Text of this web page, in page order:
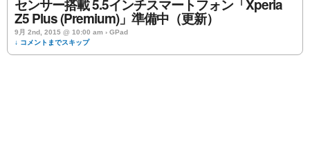
センサー搭載 5.5インチスマートフォン「Xperia
Z5 Plus (Premium)」準備中（更新）
9月 2nd, 2015 @ 10:00 am › GPad
↓ コメントまでスキップ